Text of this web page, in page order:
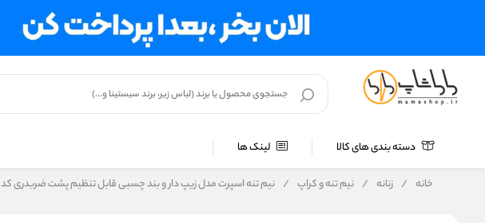
دسته بندی های کالا لینک ها
خانه / زنانه / نیم تنه و کراپ / نیم‌ تنه اسپرت مدل زیپ‌ دار و بند چسبی قابل تنظیم پشت ضربدری کد 839